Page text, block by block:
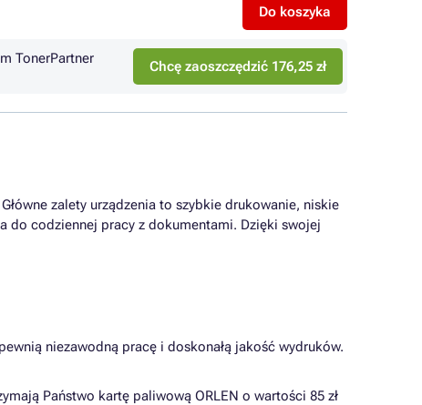
Do koszyka
TonerPartner
Chcę zaoszczędzić 176,25 zł
zalety urządzenia to szybkie drukowanie, niskie
do codziennej pracy z dokumentami. Dzięki swojej
niezawodną pracę i doskonałą jakość wydruków.
Państwo kartę paliwową ORLEN o wartości 85 zł